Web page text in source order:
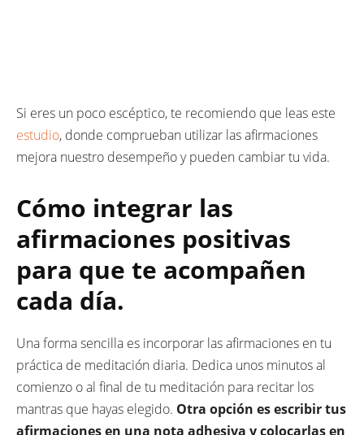
Si eres un poco escéptico, te recomiendo que leas este
estudio, donde comprueban utilizar las afirmaciones
mejora nuestro desempeño y pueden cambiar tu vida.
Cómo integrar las
afirmaciones positivas
para que te acompañen
cada día.
Una forma sencilla es incorporar las afirmaciones en tu
práctica de meditación diaria. Dedica unos minutos al
comienzo o al final de tu meditación para recitar los
mantras que hayas elegido. Otra opción es escribir tus
afirmaciones en una nota adhesiva y colocarlas en